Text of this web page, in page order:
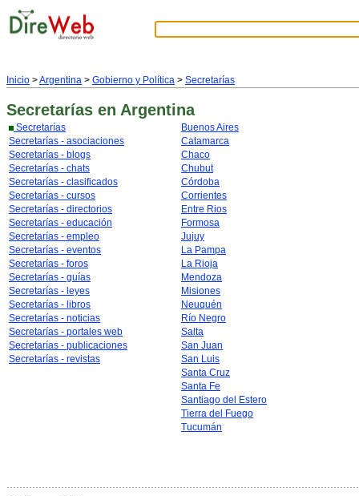
Inicio >Argentina > Gobierno y Política > Secretarías
Secretarías en Argentina
Secretarías
Secretarías - asociaciones
Secretarías - blogs
Secretarías - chats
Secretarías - clasificados
Secretarías - cursos
Secretarías - directorios
Secretarías - educación
Secretarías - empleo
Secretarías - eventos
Secretarías - foros
Secretarías - guías
Secretarías - leyes
Secretarías - libros
Secretarías - noticias
Secretarías - portales web
Secretarías - publicaciones
Secretarías - revistas
Buenos Aires
Catamarca
Chaco
Chubut
Córdoba
Corrientes
Entre Rios
Formosa
Jujuy
La Pampa
La Rioja
Mendoza
Misiones
Neuquén
Río Negro
Salta
San Juan
San Luis
Santa Cruz
Santa Fe
Santiago del Estero
Tierra del Fuego
Tucumán